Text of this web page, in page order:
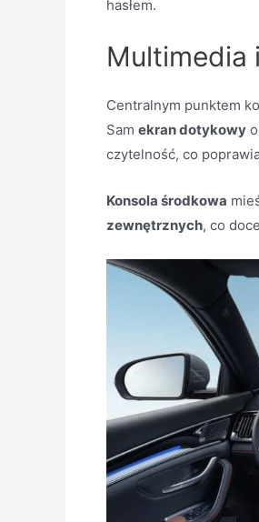
hasłem.
Multimedia
Centralnym punktem
Sam ekran dotykowy
czytelność, co
Konsola środkowa
zewnętrznych, co